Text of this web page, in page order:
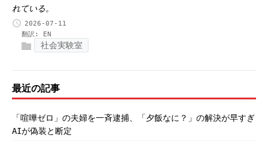
れている。
2026-07-11
翻訳: EN
社会実験室
最近の記事
「喧嘩ゼロ」の夫婦を一斉逮捕、「夕飯なに？」の解決が早すぎ
AIが偽装と断定